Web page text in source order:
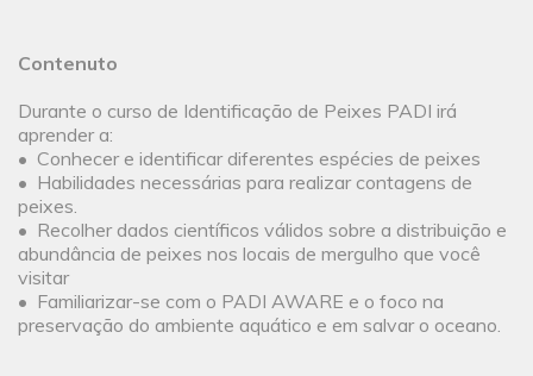
Contenuto
Durante o curso de Identificação de Peixes PADI irá
aprender a:
• Conhecer e identificar diferentes espécies de peixes
• Habilidades necessárias para realizar contagens de
peixes.
• Recolher dados científicos válidos sobre a distribuição e
abundância de peixes nos locais de mergulho que você
visitar
• Familiarizar-se com o PADI AWARE e o foco na
preservação do ambiente aquático e em salvar o oceano.